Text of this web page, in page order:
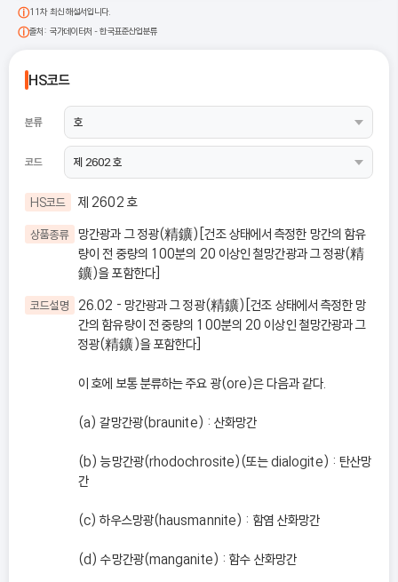
11차 최신 해설서입니다.
출처: 국가데이터처 - 한국표준산업분류
HS코드
분류
코드
HS코드 제 2602 호
상품종류 망간광과 그 정광(精鑛)[건조 상태에서 측정한 망간의 함유
량이 전 중량의 100분의 20 이상인 철망간광과 그 정광(精
鑛)을 포함한다]
코드설명
26.02 - 망간광과 그 정광(精鑛)[건조 상태에서 측정한 망
간의 함유량이 전 중량의 100분의 20 이상인 철망간광과 그
정광(精鑛)을 포함한다]
이 호에 보통 분류하는 주요 광(ore)은 다음과 같다.
(a) 갈망간광(braunite) : 산화망간
(b) 능망간광(rhodochrosite)(또는 dialogite) : 탄산망
간
(c) 하우스망광(hausmannite) : 함염 산화망간
(d) 수망간광(manganite) : 함수 산화망간